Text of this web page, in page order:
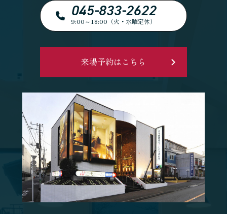
045-833-2622
9:00～18:00（火・水曜定休）
来場予約はこちら